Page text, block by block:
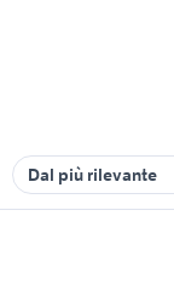
Dal più rilevante